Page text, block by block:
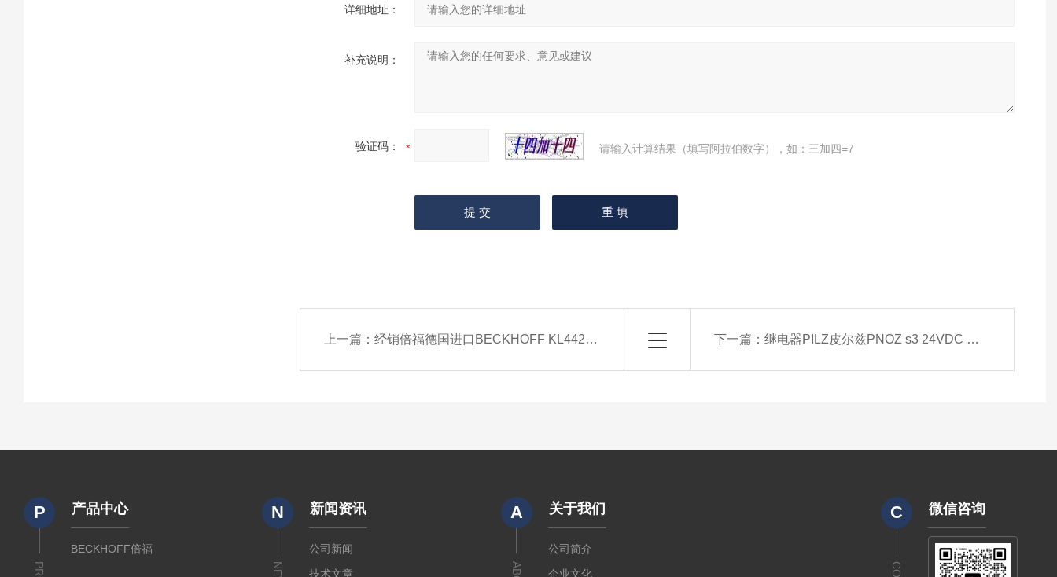
详细地址：
补充说明：
验证码： 请输入计算结果（填写阿拉伯数字），如：三加四=7
上一篇：经销倍福德国进口BECKHOFF KL4428价格好 下一篇： 继电器PILZ皮尔兹PNOZ s3 24VDC 750103
P 产品中心
BECKHOFF倍福
N 新闻资讯
公司新闻
技术文章
A 关于我们
公司简介
企业文化
C 微信咨询